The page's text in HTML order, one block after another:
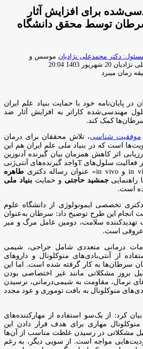
برای افزایش آثار
توسط محقق دانشگاه
موسس و
نژادیان ارسال
ایمیل
20 شهریور 1403 20:04
پایان‌نامه خود با حمایت بنیاد علم ایران
مهندسی‌شده کاراتر به افزایش آثار ضد
کمک کند.
موفقیت شناسی، تلاش محققان برای درمان
است که در بنیاد ملی علم ایران هم این
اثر کاهش همزمان بیان گیرنده آدنوزین
A۲aR و مولکول Tim۳ بر فعالیت سلول‌های Tواجد گیرنده‌های آنتی‌ژنی
طاهره
راهنماییجمشید حاجتی و حمایت بنیاد ملی
است.
تخصصی ایمونولوژی از دانشگاه علوم
انجام این طرح توضیح داد: سرطان به‌عنوان
تهدیدکننده سلامت، دومین عامل مرگ و میر
عروقی است.
درمانی متعددی شامل جراحی، شیمی
از آنتی‌بادی‌های منوکلونال و داروهای
سرطان‌ها به کار گرفته شده است. اما این
بروز مشکلاتی مانند غیر اختصاصی بودن
نرمال، مقاومت به شیمی‌درمانی، نرسیدن
منوکلونال به بافت توموری و عود مجدد
کرد: از یک‌سو استفاده از مهارکننده‌های
منوکلونال مهاری برای هدف قرار دادن این
مشکلاتی در رسیدن غلظت مناسب از آن‌ها
مواجه است. از سویی دیگر، به رغم